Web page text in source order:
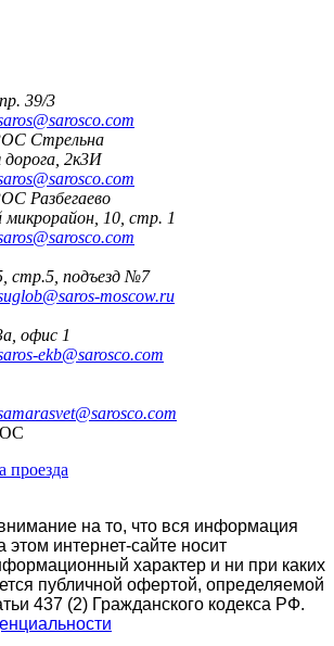
39/3
Стрельна
2к3И
Разбегаево
микрорайон, 10, стр. 1
стр.5, подъезд №7
moscow.ru
офис 1
ekb@sarosco.com
проезда
на то, что вся информация
интернет-сайте носит
характер и ни при каких
публичной офертой, определяемой
437 (2) Гражданского кодекса РФ.